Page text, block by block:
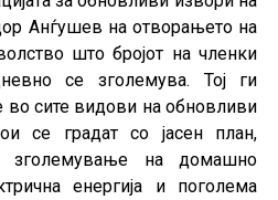
Анѓушев на отворањето на
што бројот на членки
се зголемува. Тој ги
во сите видови на обновливи
се градат со јасен план,
на домашно
енергија и поголема